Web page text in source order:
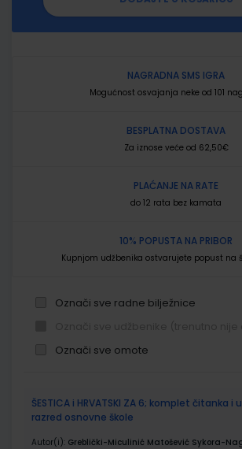
NAGRADNA SMS IGRA
Mogućnost osvajanja neke od 101
BESPLATNA DOSTAVA
Za iznose veće od 62,50€
PLAĆANJE NA RATE
do 12 rata bez kamata
10% POPUSTA NA PRIBOR
Kupnjom udžbenika ostvarujete popust na
Označi sve radne bilježnice
Označi sve omote
proizvodi
ŠESTICA i HRVATSKI ZA 6; komplet čitanka
razred osnovne škole
Autor(i): Greblički-Miculinić Matošević Sykora-